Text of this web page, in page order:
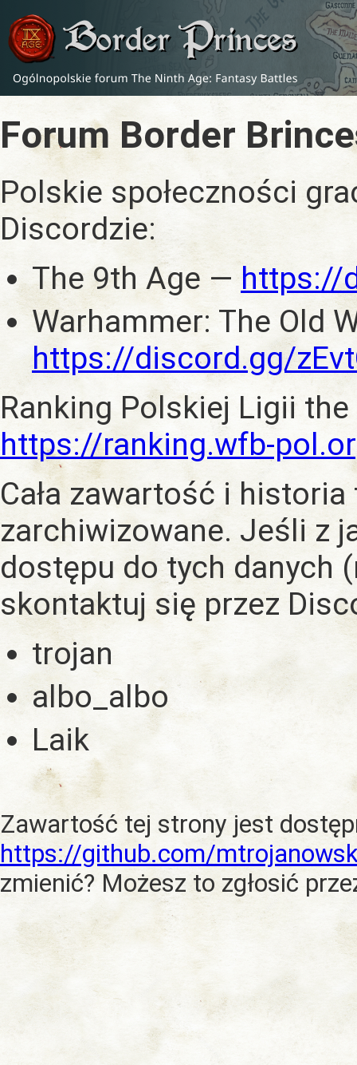
Forum Border
Polskie społeczności
Discordzie:
The 9th Age —https://
Warhammer: The Old
https://discord.gg/
Ranking Polskiej Ligii
https://ranking.wfb-
Cała zawartość i historia
zarchiwizowane. Jeśli z
dostępu do tych danych
skontaktuj się przez
trojan
albo_albo
Laik
Zawartość tej strony jest
https://github.com/
zmienić? Możesz to zgłosić